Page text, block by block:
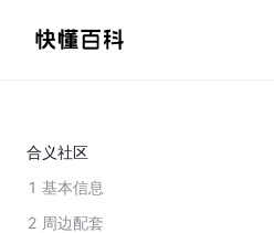
合义社区
1 基本信息
2 周边配套